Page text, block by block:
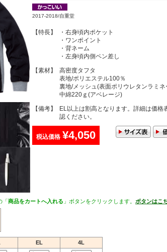
2017-2018/自重堂
【特長】
・右身頃内ポケット
・ワンポイント
・背ネーム
・左身頃内側ペン差し
【素材】
高密度タフタ
表地/ポリエステル100％
裏地/メッシュ(表面ポリウレタンラミネ
中綿220ｇ(アベレージ)
【備考】
EL以上は割高となります。詳細は価格
認ください。
税込価格 ¥4,050
商品をカートへ入れる 」ボタンをクリックします。 ボタンはこ
EL 4L